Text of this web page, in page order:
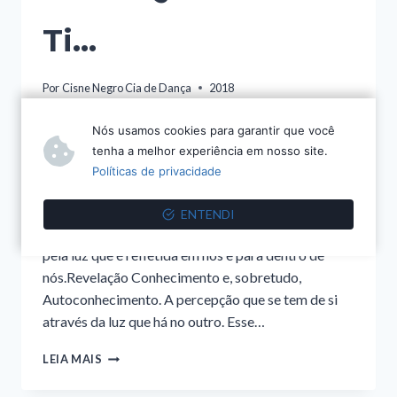
Ti…
PorCisne Negro Cia de Dança 2018
FICHA TÉCNICA Coreografia e
ConcepçãoRoberto Amorim MúsicaJohann
Sebastian Bach FigurinosBalletto Assistente de
LuzRoberto Amorim SinopseA capacidade
de percepção do mundo e das pessoas se dá
pela luz que é refletida em nós e para dentro de
nós.Revelação Conhecimento e, sobretudo,
Autoconhecimento. A percepção que se tem de si
através da luz que há no outro. Esse…
LEIA MAIS A
Nós usamos cookies para garantir que você
tenha a melhor experiência em nosso site.
Políticas de privacidade
ENTENDI